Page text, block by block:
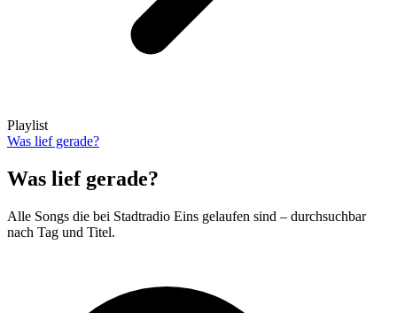
Playlist
Was lief gerade?
Was lief gerade?
Alle Songs die bei Stadtradio Eins gelaufen sind – durchsuchbar
nach Tag und Titel.